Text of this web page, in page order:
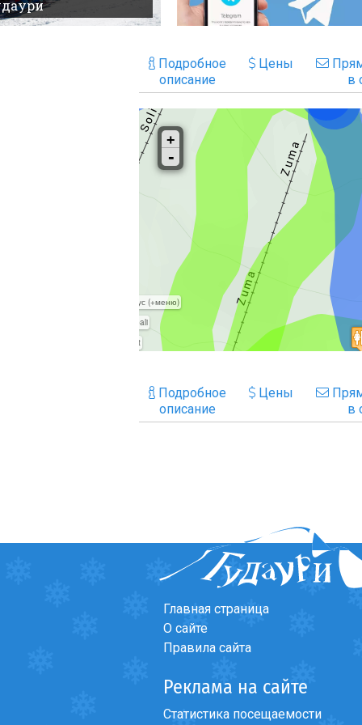
Подробное
описание
Цены
в
Подробное
описание
Цены
в
Главная страница
О сайте
Правила сайта
Реклама на сайте
Статистика посещаемости